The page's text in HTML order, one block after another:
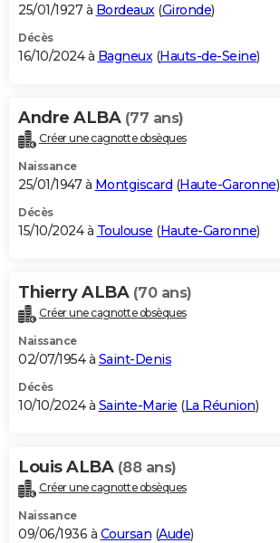
25/01/1927 à Bordeaux(Gironde)
Décès
16/10/2024 à Bagneux(Hauts-de-Seine)
Andre ALBA (77 ans)
Créer une cagnotte obsèques
Naissance
25/01/1947 à Montgiscard (Haute-Garonne)
Décès
15/10/2024 à Toulouse (Haute-Garonne)
Thierry ALBA (70 ans)
Créer une cagnotte obsèques
Naissance
02/07/1954 à Saint-Denis
Décès
10/10/2024 à Sainte-Marie (La Réunion)
Louis ALBA (88 ans)
Créer une cagnotte obsèques
Naissance
09/06/1936 à Coursan (Aude)